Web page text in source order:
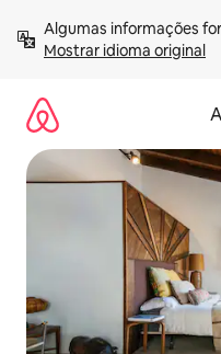
para
Mostrar idioma original